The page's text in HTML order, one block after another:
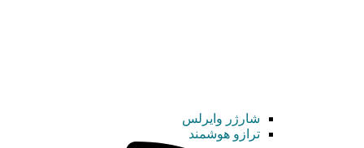
شارژر وایرلس
ترازو هوشمند